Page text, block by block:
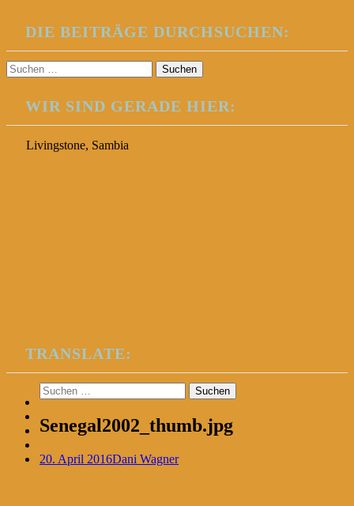
DIE BEITRÄGE DURCHSUCHEN:
Suchen
nach:
WIR SIND GERADE HIER:
Livingstone, Sambia
TRANSLATE:
Suchen
nach:
Senegal2002_thumb.jpg
20. April 2016Dani Wagner